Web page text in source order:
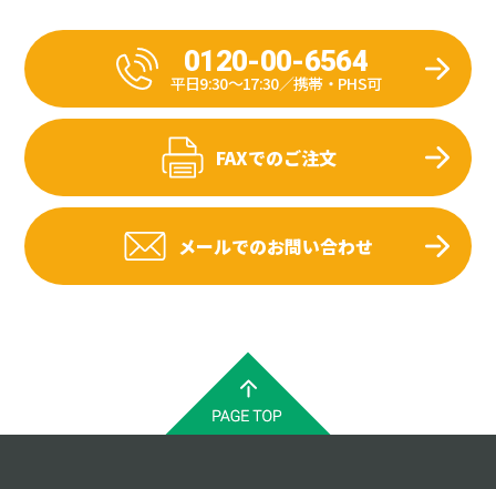
0120-00-6564
平日9:30〜17:30／携帯・PHS可
FAXでのご注文
メールでのお問い合わせ